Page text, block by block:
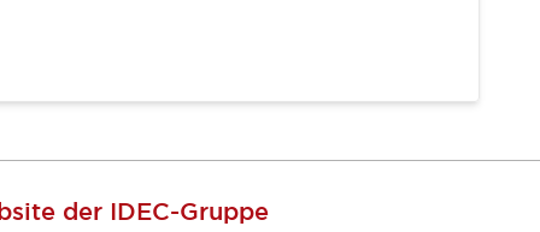
der IDEC-Gruppe